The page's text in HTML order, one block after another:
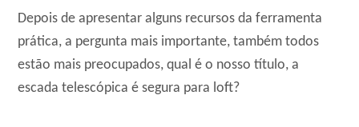
Depois de apresentar alguns recursos da ferramenta
prática, a pergunta mais importante, também todos
estão mais preocupados, qual é o nosso título, a
escada telescópica é segura para loft?